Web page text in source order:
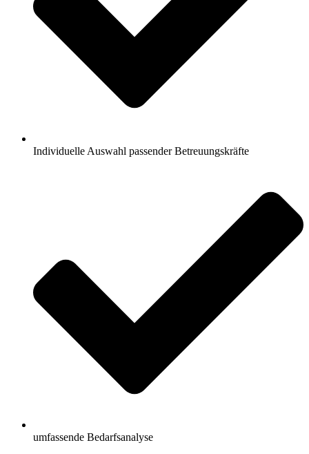
Individuelle Auswahl passender Betreuungskräfte
umfassende Bedarfsanalyse